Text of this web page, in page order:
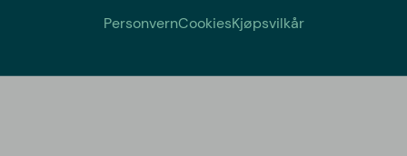
PersonvernCookiesKjøpsvilkår